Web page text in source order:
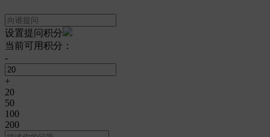
设置提问积分
当前可用积分：
-
+
20
50
100
200